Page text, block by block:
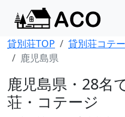
貸別荘TOP 貸別荘コテ
鹿児島県
鹿児島県・28名
荘・コテージ